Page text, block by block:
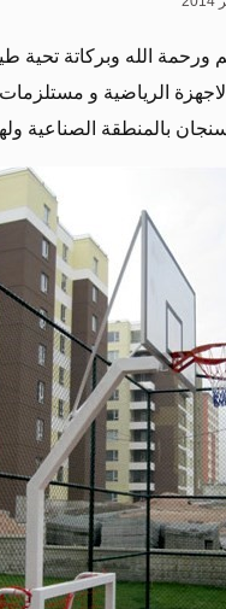
ورحمة الله وبركاتة
بالمنطقة الصناعية